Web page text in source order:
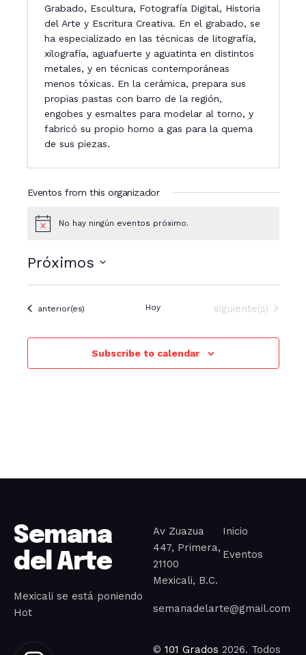
Grabado, Escultura, Fotografía Digital, Historia
del Arte y Escritura Creativa. En el grabado, se
ha especializado en las técnicas de litografía,
xilografía, aguafuerte y aguatinta en distintos
metales, y en técnicas contemporáneas
menos tóxicas. En la cerámica, prepara sus
propias pastas con barro de la región,
engobes y esmaltes para modelar al torno, y
fabricó su propio horno a gas para la quema
de sus piezas.
Eventos from this organizador
i
e
No hay ningún eventos próximo.
Próximos
l
e
a
.
Eventos
anterior(es) Hoy Eventos
siguiente(s)
Subscribe to calendar
Av Zuazua
447, Primera,
21100
Mexicali, B.C.
semanadelarte@gmail.com
Inicio
Eventos
Semana
del Arte
Mexicali se está poniendo
Hot
© 101 Grados 2026. Todos